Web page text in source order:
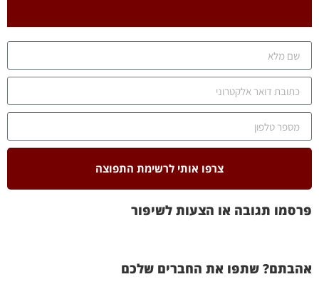
צרפו אותי לרשימת התפוצה
פרסמו תגובה או הצעות לשיפור
אהבתם? שתפו את החברים שלכם